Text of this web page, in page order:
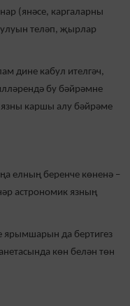
(янәсе, каргаларны
теләп, җырлар
дине кабул ителгәч,
бу бәйрәмне
язны каршы алу бәйрәме
елның беренче көненә –
астрономик язның
да бертигез
көн белән төн